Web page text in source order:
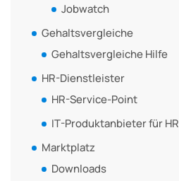
Jobwatch
Gehaltsvergleiche
Gehaltsvergleiche Hilfe
HR-Dienstleister
HR-Service-Point
IT-Produktanbieter für HR
Marktplatz
Downloads